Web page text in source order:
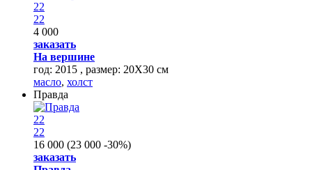
22
22
4 000
заказать
На вершине
год: 2015 , размер: 20Х30 см
масло, холст
Правда
22
22
16 000 (23 000 -30%)
заказать